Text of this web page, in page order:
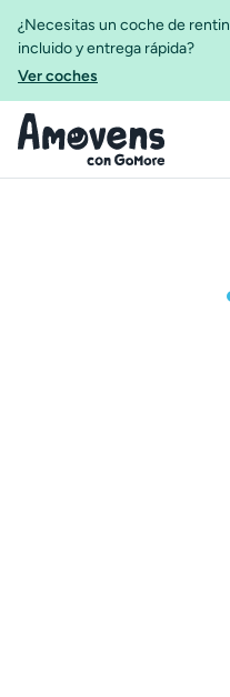
¿Necesitas un coche de
incluido y entrega rápida?
Ver coches